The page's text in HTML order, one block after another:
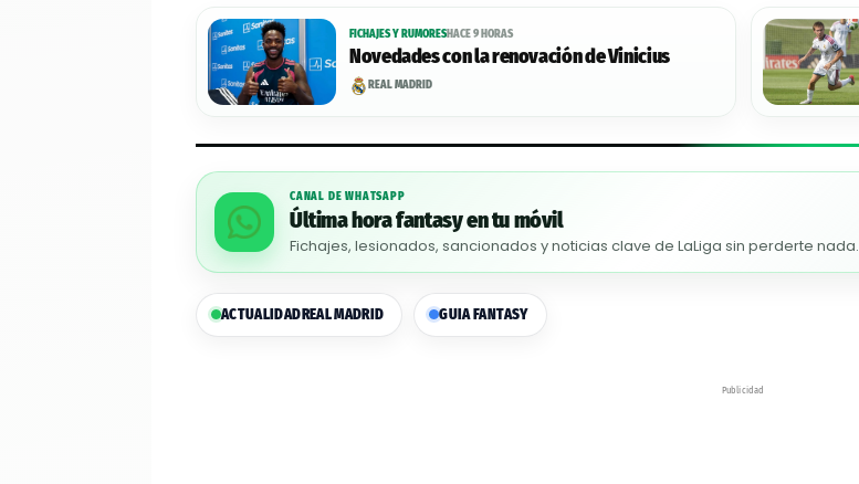
FICHAJES Y RUMORESHACE 9 HORAS
Novedades con la renovación de Vinicius
REAL MADRID
CANAL DE WHATSAPP
Última hora fantasy en tu móvil
Fichajes, lesionados, sancionados y noticias clave de LaLiga sin perderte nada.
ACTUALIDAD REAL MADRID GUIA FANTASY
Publicidad